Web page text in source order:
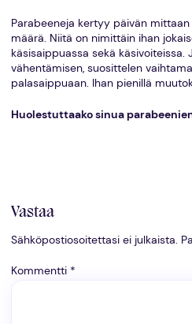
Parabeeneja kertyy päivän
määrä. Niitä on nimittäin ihan
käsisaippuassa sekä käsivoiteissa.
vähentämisen, suosittelen
palasaippuaan. Ihan pienillä
Huolestuttaako sinua
Vastaa
Sähköpostiosoitettasi ei julkaista.
Kommentti *